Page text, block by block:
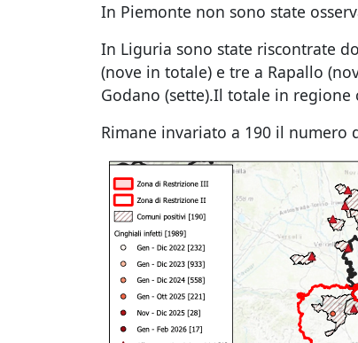
In Piemonte non sono state
In Liguria sono state riscontrate
(nove in totale) e tre a Rapallo
Godano (sette).Il totale in regione
Rimane invariato a 190 il numero